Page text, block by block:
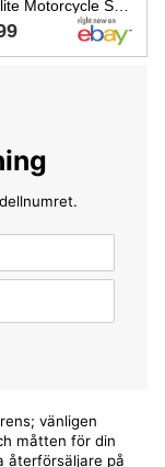
vänligen
måtten för din
återförsäljare på